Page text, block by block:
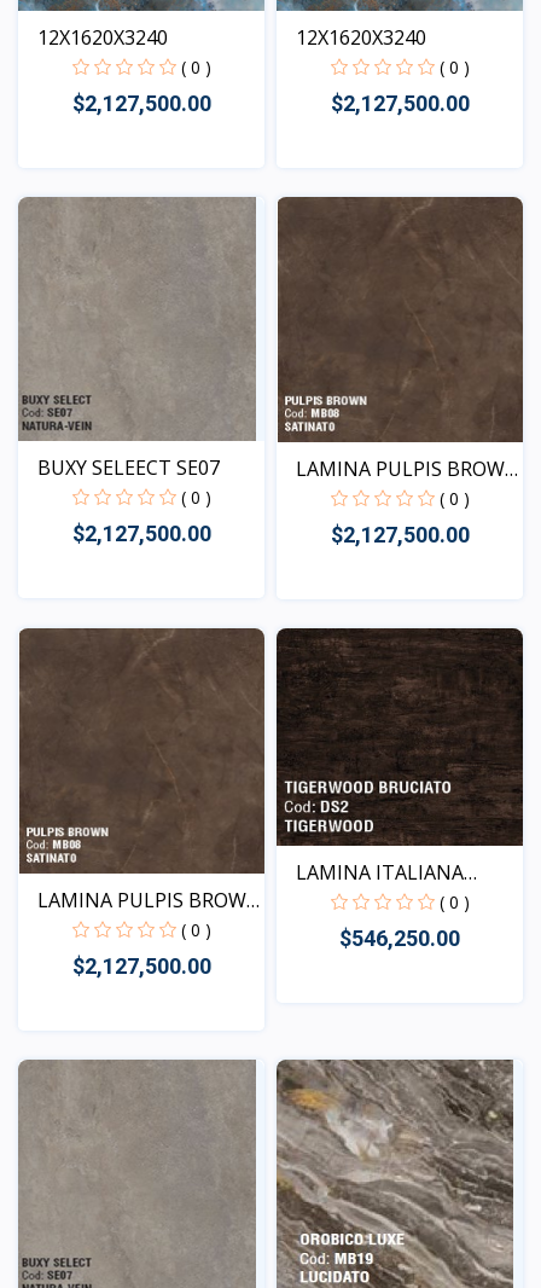
12X1620X3240
( 0 )
$2,127,500.00
Vista
12X1620X3240
( 0 )
$2,127,500.00
Vista
BUXY SELEECT SE07
( 0 )
$2,127,500.00
Vista
LAMINA PULPIS BROWN
- M...
( 0 )
$2,127,500.00
Vista
LAMINA PULPIS BROWN
- M...
( 0 )
$2,127,500.00
Vista
LAMINA ITALIANA
TIGERWO...
( 0 )
$546,250.00